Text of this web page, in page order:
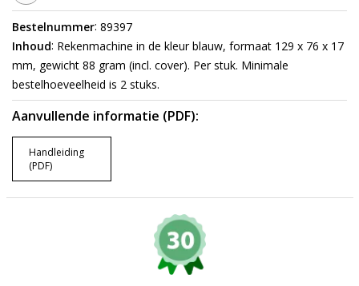
Bestelnummer: 89397
Inhoud: Rekenmachine in de kleur blauw, formaat 129 x 76 x 17
mm, gewicht 88 gram (incl. cover). Per stuk. Minimale
bestelhoeveelheid is 2 stuks.
Aanvullende informatie (PDF):
Handleiding
(PDF)